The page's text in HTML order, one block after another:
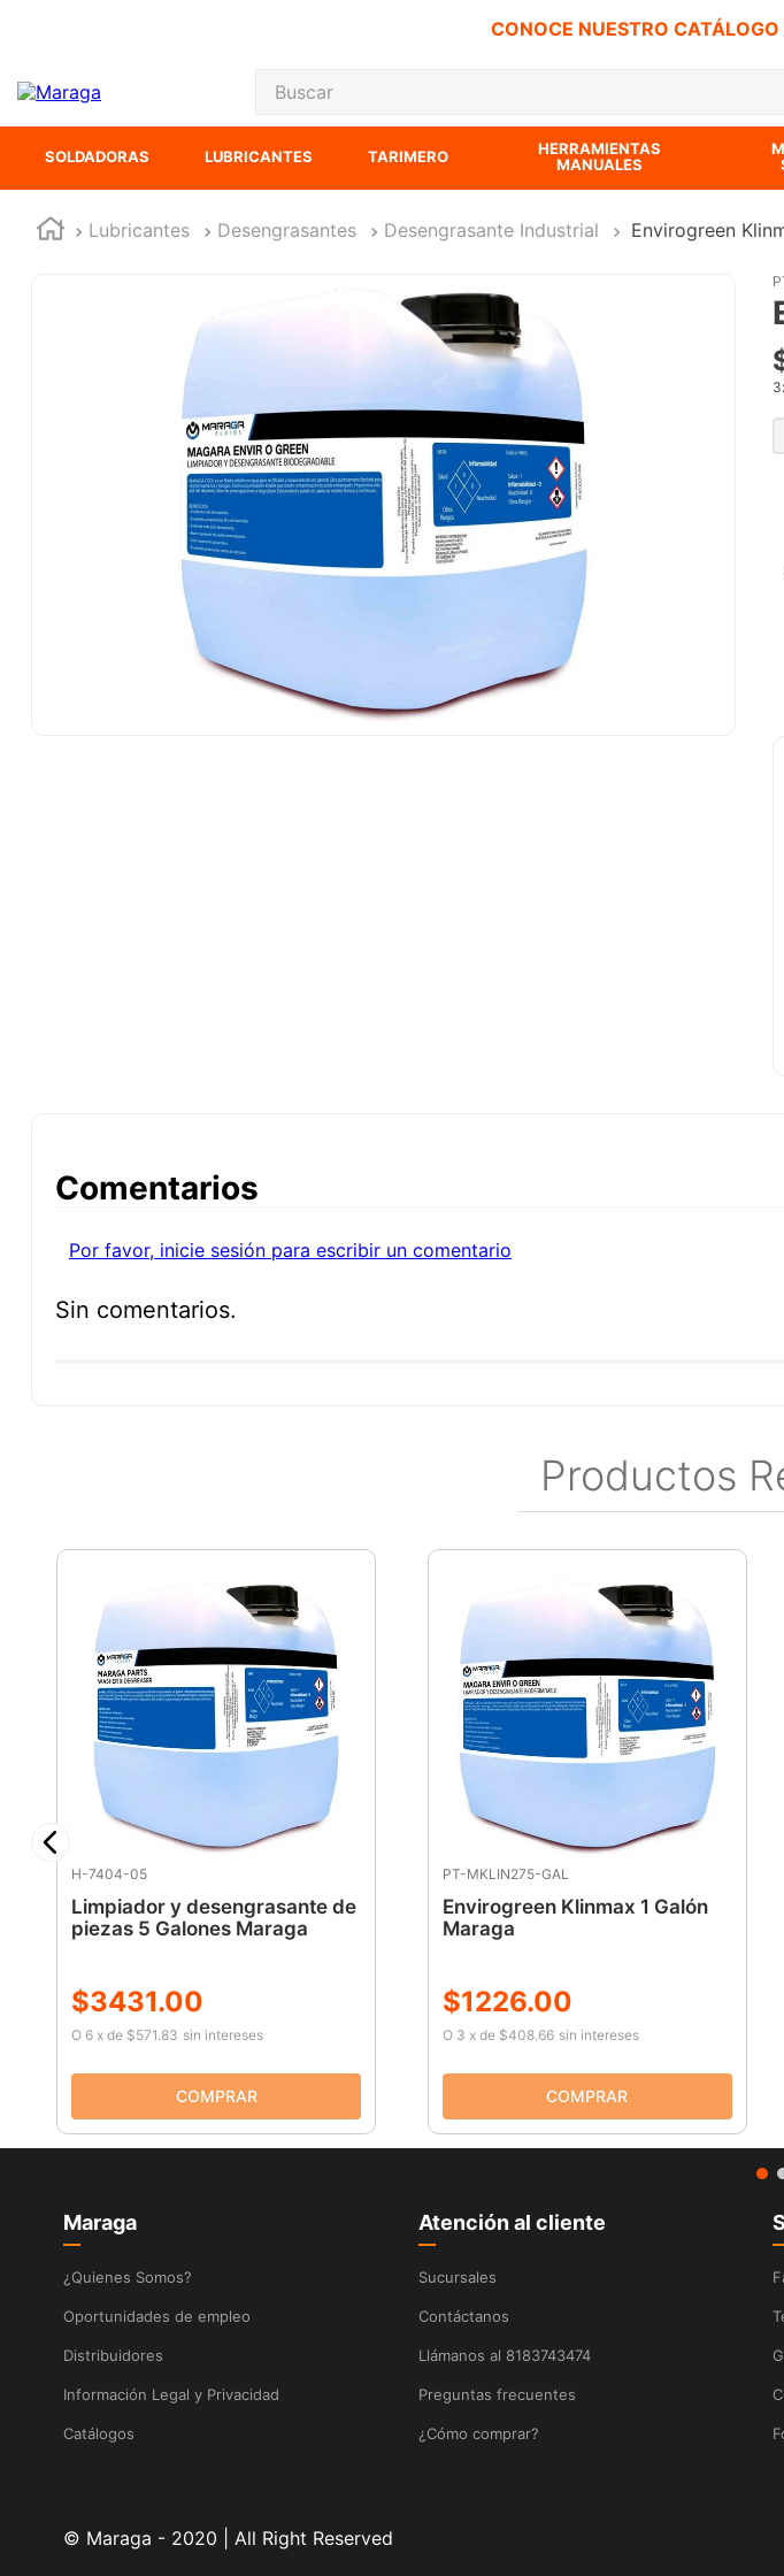
CONOCE NUESTRO
Buscar
SOLDADORAS LUBRICANTES TARIMERO
HERRAMIENTAS
MANUALES
Lubricantes Desengrasantes Desengrasante Industrial Envirogreen
3
Comentarios
Por favor, inicie sesión para escribir un comentario
Sin comentarios.
Productos
H-7404-05
Limpiador y desengrasante de
piezas 5 Galones Maraga
$3431.00
O 6 x de $571.83 sin intereses
PT-MKLIN275-GAL
Envirogreen Klinmax 1 Galón
Maraga
$1226.00
O 3 xde $408.66 sin intereses
Maraga
¿Quienes Somos?
Oportunidades de empleo
Distribuidores
Información Legal y Privacidad
Catálogos
Atención al cliente
Sucursales
Contáctanos
Llámanos al 8183743474
Preguntas frecuentes
¿Cómo comprar?
© Maraga - 2020 | All Right Reserved
TÉRMINOS MÁS BUSCADOS
sierra sable
sierra cinta
lenox
7.
clavos
esmeriladora
.
ke500
10. -cut